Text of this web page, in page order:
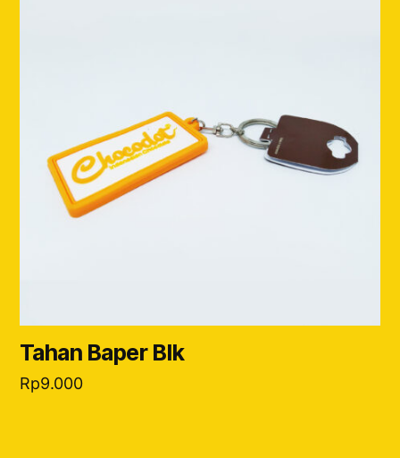
Tahan Baper Blk
Rp9.000